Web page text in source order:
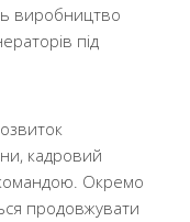
виробництво
під
кадровий
командою. Окремо
продовжувати